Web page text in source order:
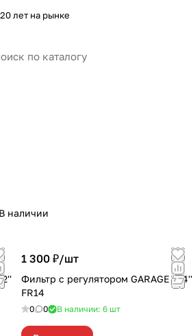
20 лет на рынке
В наличии
2''
1 300 ₽/шт
Фильтр с регулятором GARAGE 1/4''
FR14
0 0 В наличии: 6 шт